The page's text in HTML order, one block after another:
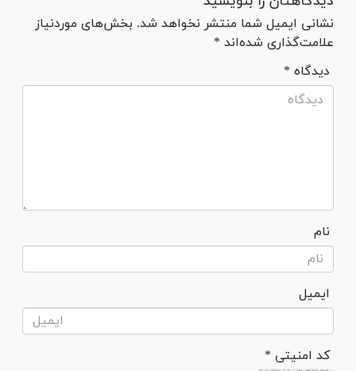
نشانی ایمیل شما منتشر نخواهد شد. بخش‌های موردنیاز
علامت‌گذاری شده‌اند *
* دیدگاه
نام
ایمیل
* کد امنیتی